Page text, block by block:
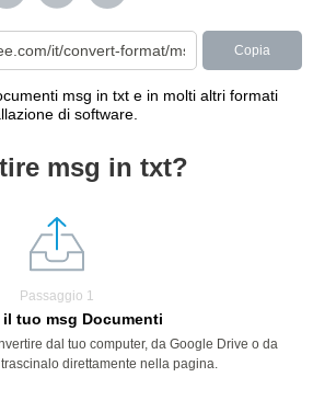
Copia
msg in txt e in molti altri formati
di software.
msg in txt?
Passaggio 1
il tuo msg Documenti
dal tuo computer, da Google Drive o da
direttamente nella pagina.